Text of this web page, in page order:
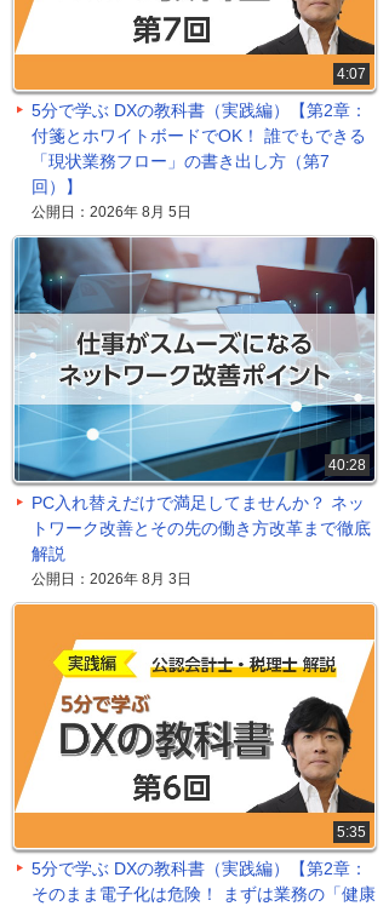
4:07
5分で学ぶ DXの教科書（実践編）【第2章：
付箋とホワイトボードでOK！ 誰でもできる
「現状業務フロー」の書き出し方（第7
回）】
公開日：2026年 8月 5日
40:28
PC入れ替えだけで満足してませんか？ ネッ
トワーク改善とその先の働き方改革まで徹底
解説
公開日：2026年 8月 3日
5:35
5分で学ぶ DXの教科書（実践編）【第2章：
そのまま電子化は危険！ まずは業務の「健康